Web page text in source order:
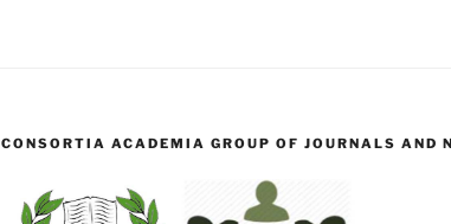
CONSORTIA ACADEMIA GROUP OF JOURNALS AND